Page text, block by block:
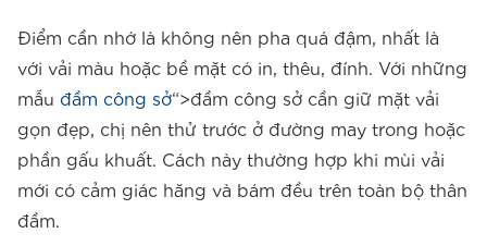
Điểm cần nhớ là không nên pha quá đậm, nhất là
với vải màu hoặc bề mặt có in, thêu, đính. Với những
mẫu đầm công sở“>đầm công sở cần giữ mặt vải
gọn đẹp, chị nên thử trước ở đường may trong hoặc
phần gấu khuất. Cách này thường hợp khi mùi vải
mới có cảm giác hăng và bám đều trên toàn bộ thân
đầm.